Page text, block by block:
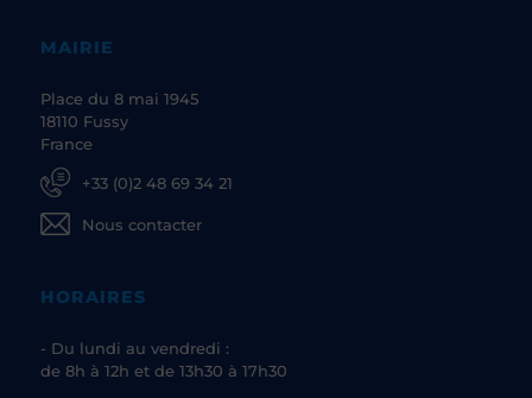
MAIRIE
Place du 8 mai 1945
18110 Fussy
France
+33 (0)2 48 69 34 21
Nous contacter
HORAIRES
- Du lundi au vendredi :
de 8h à 12h et de 13h30 à 17h30